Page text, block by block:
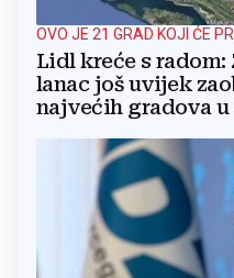
OVO JE 21 GRAD KOJI ĆE
Lidl kreće s
lanac još uvijek
najvećih gradova u